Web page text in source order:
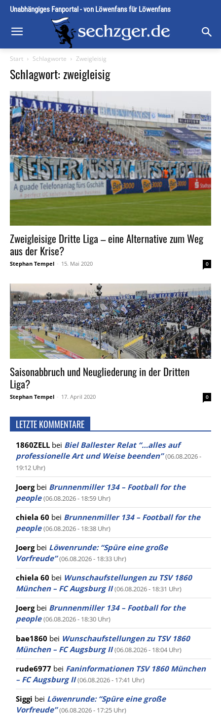
Unabhängiges Fanportal - von Löwenfans für Löwenfans
Start Schlagworte Zweigleisig
Schlagwort: zweigleisig
Zweigleisige Dritte Liga – eine Alternative zum Weg
aus der Krise?
Stephan Tempel - 15. Mai 2020 0
Saisonabbruch und Neugliederung in der Dritten
Liga?
Stephan Tempel - 17. April 2020 0
LETZTE KOMMENTARE
1860ZELL bei Biel Ballester Relat “…alles auf
professionelle Art und Weise beenden” (06.08.2026 -
19:12 Uhr)
Joergbei Brunnenmiller 134 – Football for the
people (06.08.2026 - 18:59 Uhr)
chiela 60 bei Brunnenmiller 134 – Football for the
people (06.08.2026 - 18:38 Uhr)
Joergbei Löwenrunde: “Spüre eine große
Vorfreude” (06.08.2026 - 18:33 Uhr)
chiela 60 bei Wunschaufstellungen zu TSV 1860
München – FC Augsburg II (06.08.2026 - 18:31 Uhr)
Joergbei Brunnenmiller 134 – Football for the
people (06.08.2026 - 18:30 Uhr)
bae1860 bei Wunschaufstellungen zu TSV 1860
München – FC Augsburg II (06.08.2026 - 18:04 Uhr)
rude6977 bei Faninformationen TSV 1860 München
– FC Augsburg II (06.08.2026 - 17:41 Uhr)
Siggi bei Löwenrunde: “Spüre eine große
Vorfreude” (06.08.2026 - 17:25 Uhr)